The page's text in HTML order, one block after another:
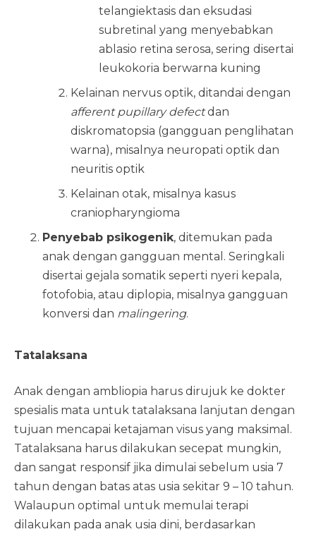
telangiektasis dan eksudasi
subretinal yang menyebabkan
ablasio retina serosa, sering disertai
leukokoria berwarna kuning
Kelainan nervus optik, ditandai dengan
afferent pupillary defectdan
diskromatopsia (gangguan penglihatan
warna), misalnya neuropati optik dan
neuritis optik
Kelainan otak, misalnya kasus
craniopharyngioma
Penyebab psikogenik, ditemukan pada
anak dengan gangguan mental. Seringkali
disertai gejala somatik seperti nyeri kepala,
fotofobia, atau diplopia, misalnya gangguan
konversi dan malingering.
Tatalaksana
Anak dengan ambliopia harus dirujuk ke dokter
spesialis mata untuk tatalaksana lanjutan dengan
tujuan mencapai ketajaman visus yang maksimal.
Tatalaksana harus dilakukan secepat mungkin,
dan sangat responsif jika dimulai sebelum usia 7
tahun dengan batas atas usia sekitar 9 – 10 tahun.
Walaupun optimal untuk memulai terapi
dilakukan pada anak usia dini, berdasarkan